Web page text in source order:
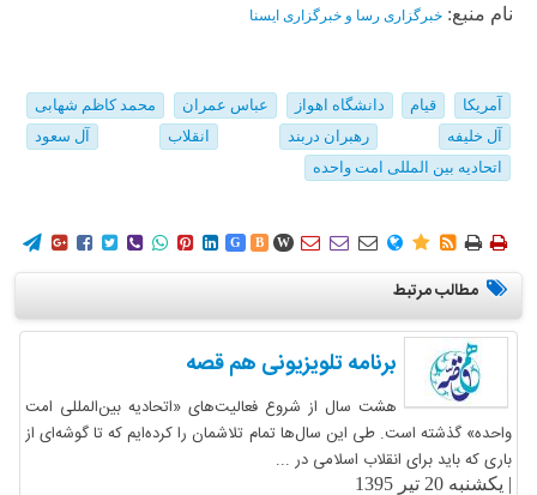
نام منبع: خبرگزاری رسا و خبرگزاری ایسنا
آمریکا قیام دانشگاه اهواز عباس عمران
محمد کاظم شهابی
آل خلیفه
رهبران دربند انقلاب
آل سعود
اتحادیه بین المللی امت واحده
        G B W        
مطالب مرتبط
برنامه تلویزیونی هم قصه
هشت سال از شروع فعالیت‌های «اتحادیه بین‌المللی امت
واحده» گذشته است. طی این سال‌ها تمام تلاشمان را کرده‌ایم که تا گوشه‌ای از
باری که باید برای انقلاب اسلامی در ...
| یکشنبه 20 تیر 1395